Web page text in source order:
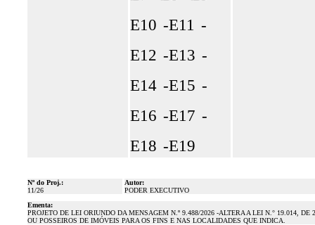
E10 -E11 -
E12 -E13 -
E14 -E15 -
E16 -E17 -
E18 -E19
Nº do Proj.:
11/26
Autor:
PODER EXECUTIVO
Ementa:
PROJETO DE LEI ORIUNDO DA MENSAGEM N.º 9.488/2026 -ALTERA A LEI N.° 19.014,
OU POSSEIROS DE IMÓVEIS PARA OS FINS E NAS LOCALIDADES QUE INDICA.